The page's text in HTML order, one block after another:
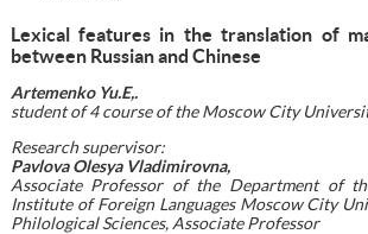
Lexicalfeatures in the translation of
between Russian and Chinese
Artemenko Yu.E,.
student of 4 course of the Moscow City
Research supervisor:
Pavlova Olesya Vladimirovna,
Associate Professor of the Department of
Institute of Foreign LanguagesMoscow City
Philological Sciences, Associate Professor